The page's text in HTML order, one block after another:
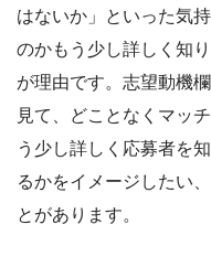
はないか」といった気
のかもう少し詳しく知
が理由です。志望動機
見て、どことなくマッ
う少し詳しく応募者を
るかをイメージしたい
とがあります。